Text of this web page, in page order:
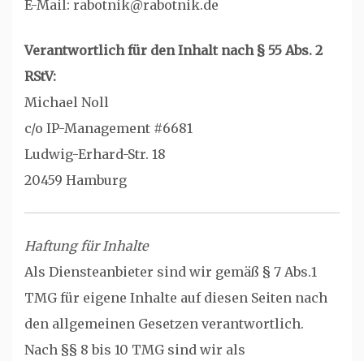
E-Mail: rabotnik@rabotnik.de
Verantwortlich für den Inhalt nach § 55 Abs. 2
RStV:
Michael Noll
c/o IP-Management #6681
Ludwig-Erhard-Str. 18
20459 Hamburg
Haftung für Inhalte
Als Diensteanbieter sind wir gemäß § 7 Abs.1
TMG für eigene Inhalte auf diesen Seiten nach
den allgemeinen Gesetzen verantwortlich.
Nach §§ 8 bis 10 TMG sind wir als